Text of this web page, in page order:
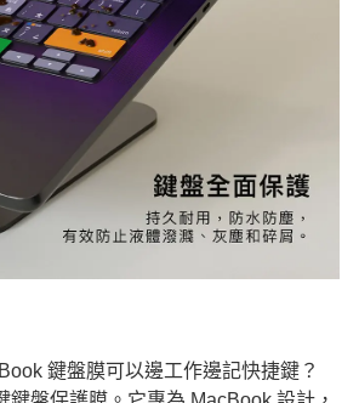
鍵盤膜可以邊工作邊記快捷鍵？